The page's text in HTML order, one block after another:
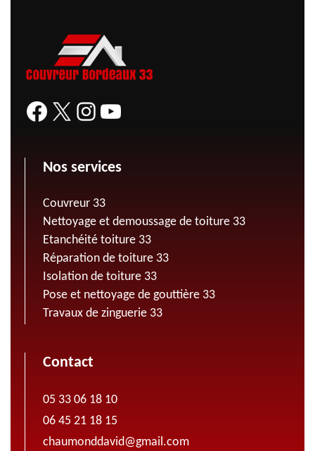
Nos services
Couvreur 33
Nettoyage et demoussage de toiture 33
Etanchéité toiture 33
Réparation de toiture 33
Isolation de toiture 33
Pose et nettoyage de gouttière 33
Travaux de zinguerie 33
Contact
05 33 06 18 10
06 45 21 18 15
chaumonddavid@gmail.com